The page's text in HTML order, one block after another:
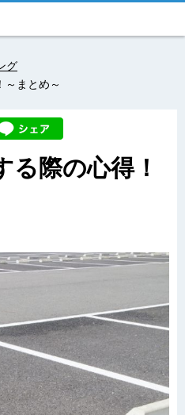
グ
～まとめ～
る際の心得！